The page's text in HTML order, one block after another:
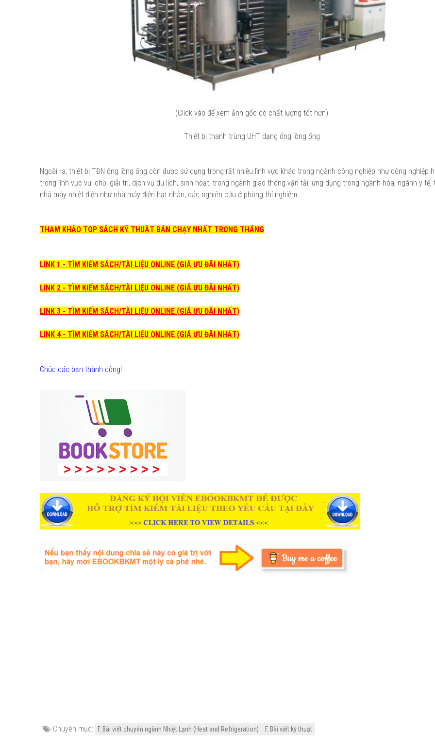
(Click vào để xem ảnh gốc có chất lượng tốt hơn)
Thiết bị thanh trùng UHT dạng ống lồng ống
Ngoài ra, thiết bị TĐN ống lồng ống còn được sử dụng trong rất nhiều lĩnh vực khác trong ngành công nghiệp như công nghiệp
trong lĩnh vực vui chơi giải trí, dịch vụ du lịch, sinh hoạt, trong ngành giao thông vận tải, ứng dụng trong ngành hóa, ngành y tế,
nhà máy nhiệt điện như nhà máy điện hạt nhân, các nghiên cứu ở phòng thí nghiệm…
THAM KHẢO TOP SÁCH KỸ THUẬT BÁN CHẠY NHẤT TRONG THÁNG
LINK 1 - TÌM KIẾM SÁCH/TÀI LIỆU ONLINE (GIÁ ƯU ĐÃI NHẤT)
LINK 2 - TÌM KIẾM SÁCH/TÀI LIỆU ONLINE (GIÁ ƯU ĐÃI NHẤT)
LINK 3 - TÌM KIẾM SÁCH/TÀI LIỆU ONLINE (GIÁ ƯU ĐÃI NHẤT)
LINK 4 - TÌM KIẾM SÁCH/TÀI LIỆU ONLINE (GIÁ ƯU ĐÃI NHẤT)
Chúc các bạn thành công!
Chuyên mục: F. Bài viết chuyên ngành Nhiệt Lạnh (Heat and Refrigeration) F. Bài viết kỹ thuật